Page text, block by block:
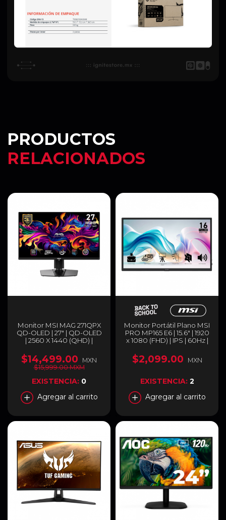
PRODUCTOS
RELACIONADOS
Monitor MSI MAG 271QPX
QD-OLED | 27" | QD-OLED
| 2560 X 1440 (QHD) |
AMD FreeSync | MAG
271QPX QD-OLED
$14,499.00
MXN
$15,999.00 MXM
EXISTENCIA: 0
Agregar al carrito
Monitor Portátil Plano MSI
PRO MP165 E6 | 15.6" | 1920
x 1080 (FHD) | IPS | 60Hz |
Integradas | Montaje para
Trípode 1/4" | Adaptive-
USB-C (Video / Audio /
Carga) / Jack 3.5mm |
Negro | PRO MP165 E6
$2,099.00 MXN
EXISTENCIA: 2
Agregar al carrito